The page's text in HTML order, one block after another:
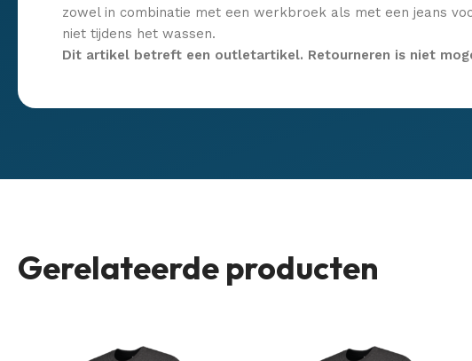
zowel in combinatie met een werkbroek als met een jeans
niet tijdens het wassen.
Dit artikel betreft een outletartikel. Retourneren is niet
Gerelateerde producten